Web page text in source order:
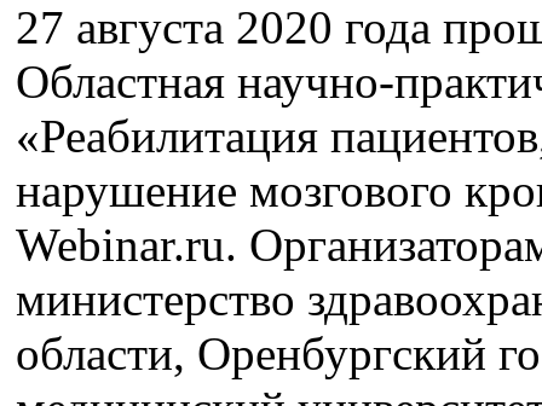
27 августа 2020 года
Областная научно-
«Реабилитация
нарушение мозгового
Webinar.ru.
министерство
области, Оренбургский